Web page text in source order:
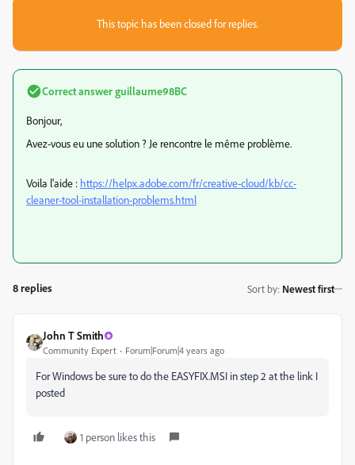
This topic has been closed for replies.
Correct answerguillaume98BC
Bonjour,
Avez-vous eu une solution ? Je rencontre le même problème.
Voila l'aide : https://helpx.adobe.com/fr/creative-cloud/kb/cc-
cleaner-tool-installation-problems.html
8 replies Sort by: Newest first
John T Smith
Community Expert Forum|Forum|4 years ago
For Windows be sure to do the EASYFIX.MSI in step 2 at the link I
posted
1 person likes this